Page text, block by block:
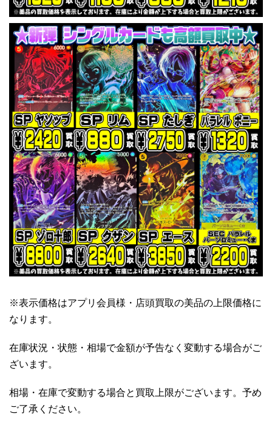
※表示価格はアプリ会員様・店頭買取の美品の上限価格に
なります。
在庫状況・状態・相場で金額が予告なく変動する場合がご
ざいます。
相場・在庫で変動する場合と買取上限がございます。予め
ご了承ください。